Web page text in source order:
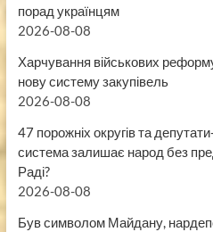
порад українцям
2026-08-08
Харчування військових
нову систему закупівель
2026-08-08
47 порожніх округів та
система залишає народ без
Раді?
2026-08-08
Був символом Майдану,